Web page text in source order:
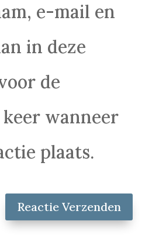
e-mail en
in deze
de
wanneer
plaats.
Reactie Verzenden